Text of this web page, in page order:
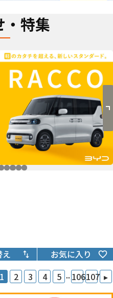
・特集
え お気に入り
1 2 3 4 5 .. 106107 ▸